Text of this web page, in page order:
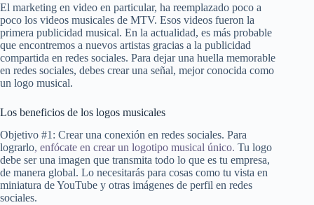
El marketing en video en particular, ha reemplazado poco a
poco los videos musicales de MTV. Esos videos fueron la
primera publicidad musical. En la actualidad, es más probable
que encontremos a nuevos artistas gracias a la publicidad
compartida en redes sociales. Para dejar una huella memorable
en redes sociales, debes crear una señal, mejor conocida como
un logo musical.
Los beneficios de los logos musicales
Objetivo #1: Crear una conexión en redes sociales. Para
lograrlo, enfócate en crear un logotipo musical único. Tu logo
debe ser una imagen que transmita todo lo que es tu empresa,
de manera global. Lo necesitarás para cosas como tu vista en
miniatura de YouTube y otras imágenes de perfil en redes
sociales.